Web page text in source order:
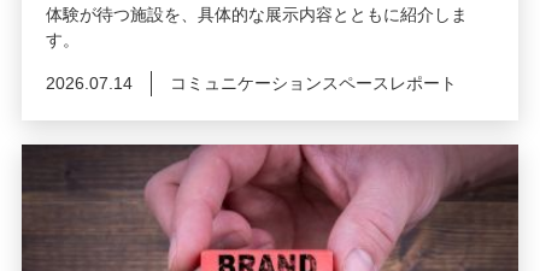
体験が待つ施設を、具体的な展示内容とともに紹介しま
す。
2026.07.14 コミュニケーションスペースレポート